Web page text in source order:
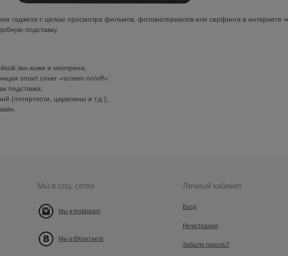
гаджета с целью просмотра фильмов, фотоматериалов или серфинга в интернете
подставку.
эко-кожи и неопрена;
smart cover «screen on/off»;
подставка;
(потертости, царапины и т.д.);
Мы в соц. сетях
Мы в Instagram
Мы в ВКонтакте
Личный кабинет
Вход
Регистрация
Забыли пароль?